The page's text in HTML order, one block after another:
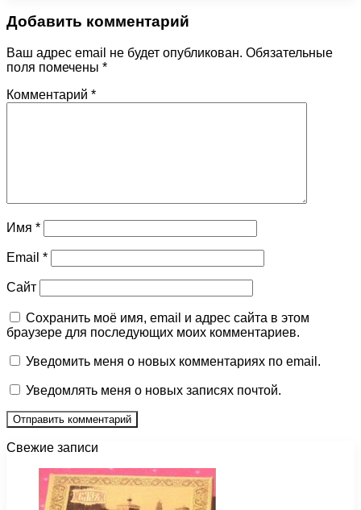
Добавить комментарий
Ваш адрес email не будет опубликован. Обязательные
поля помечены *
Комментарий *
Имя *
Email *
Сайт
Сохранить моё имя, email и адрес сайта в этом
браузере для последующих моих комментариев.
Уведомить меня о новых комментариях по email.
Уведомлять меня о новых записях почтой.
Свежие записи